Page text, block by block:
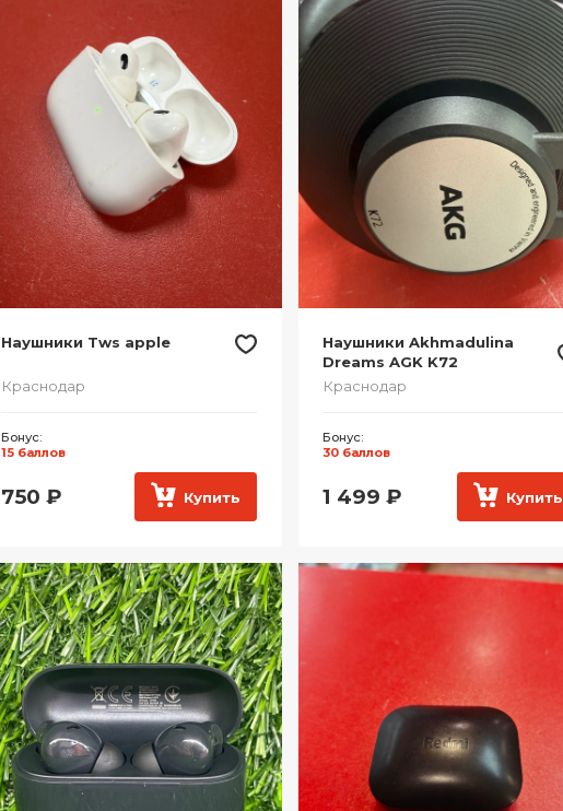
Наушники Tws apple
Краснодар
Бонус:
15 баллов
750 ₽ Купить
Наушники Akhmadulina
Dreams AGK K72
Краснодар
Бонус:
30 баллов
1 499 ₽ Купить